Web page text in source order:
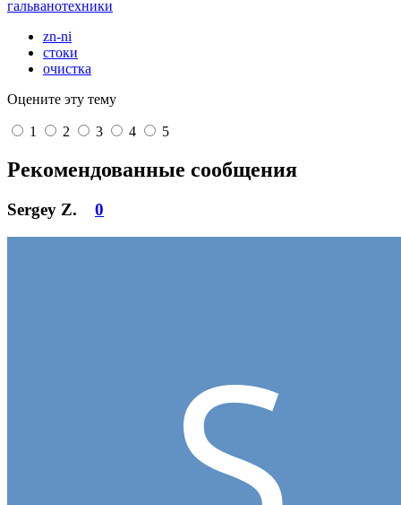
гальванотехники
zn-ni
стоки
очистка
Оцените эту тему
1 2 3 4 5
Рекомендованные сообщения
Sergey Z. 0